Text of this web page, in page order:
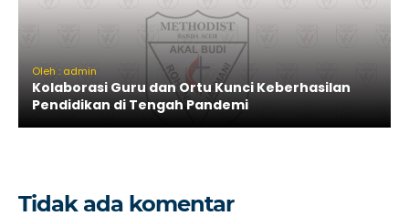
Oleh : admin
Kolaborasi Guru dan Ortu Kunci Keberhasilan
Pendidikan di Tengah Pandemi
Tidak ada komentar